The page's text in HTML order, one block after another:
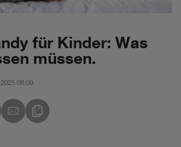
für Kinder: Was
müssen.
2025 08:09